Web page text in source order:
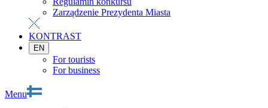
Zarządzenie Prezydenta Miasta
KONTRAST
EN
For tourists
For business
Menu